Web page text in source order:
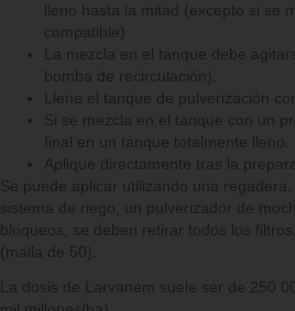
lleno hasta la mitad (excepto si se
compatible)
La mezcla en el tanque debe
bomba de recirculación).
Llene el tanque de pulverización
Si se mezcla en el tanque con un
final en un tanque totalmente lleno.
Aplique directamente tras la
Se puede aplicar utilizando una
sistema de riego, un pulverizador de
bloqueos, se deben retirar todos los
(malla de 50).
La dosis de Larvanem suele ser de 250